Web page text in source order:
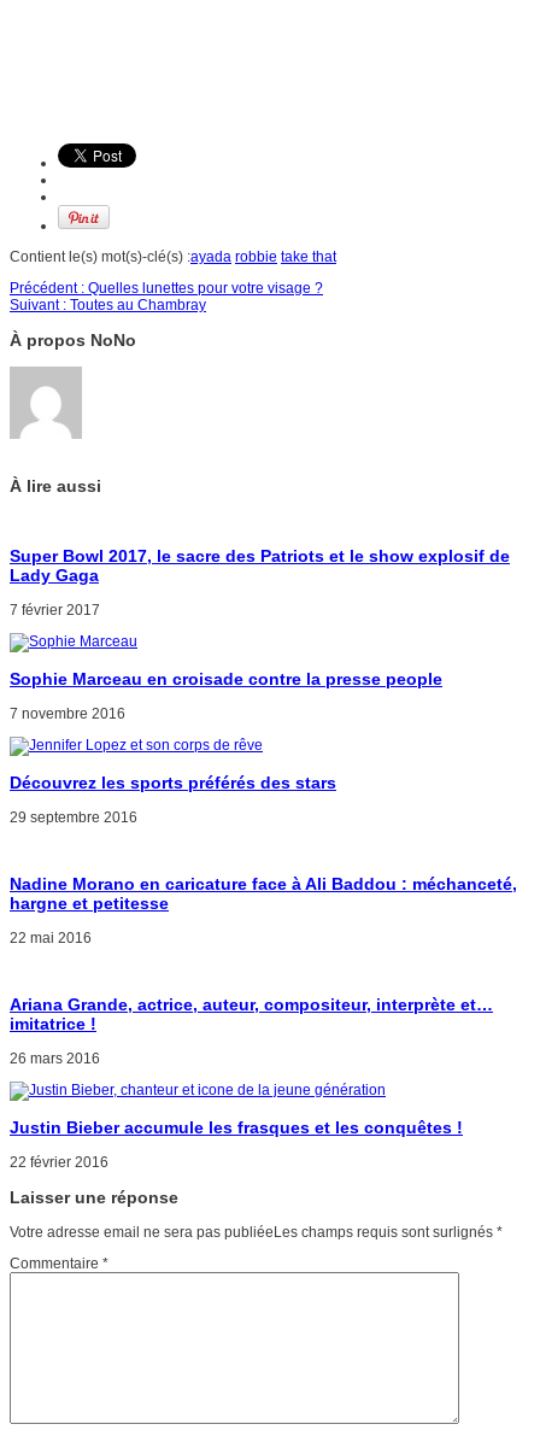
Contient le(s) mot(s)-clé(s) :ayada robbie take that
Précédent : Quelles lunettes pour votre visage ?
Suivant : Toutes au Chambray
À propos NoNo
À lire aussi
Super Bowl 2017, le sacre des Patriots et le show explosif de
Lady Gaga
7 février 2017
Sophie Marceau en croisade contre la presse people
7 novembre 2016
Découvrez les sports préférés des stars
29 septembre 2016
Nadine Morano en caricature face à Ali Baddou : méchanceté,
hargne et petitesse
22 mai 2016
Ariana Grande, actrice, auteur, compositeur, interprète et…
imitatrice !
26 mars 2016
Justin Bieber accumule les frasques et les conquêtes !
22 février 2016
Laisser une réponse
Votre adresse email ne sera pas publiéeLes champs requis sont surlignés *
Commentaire *